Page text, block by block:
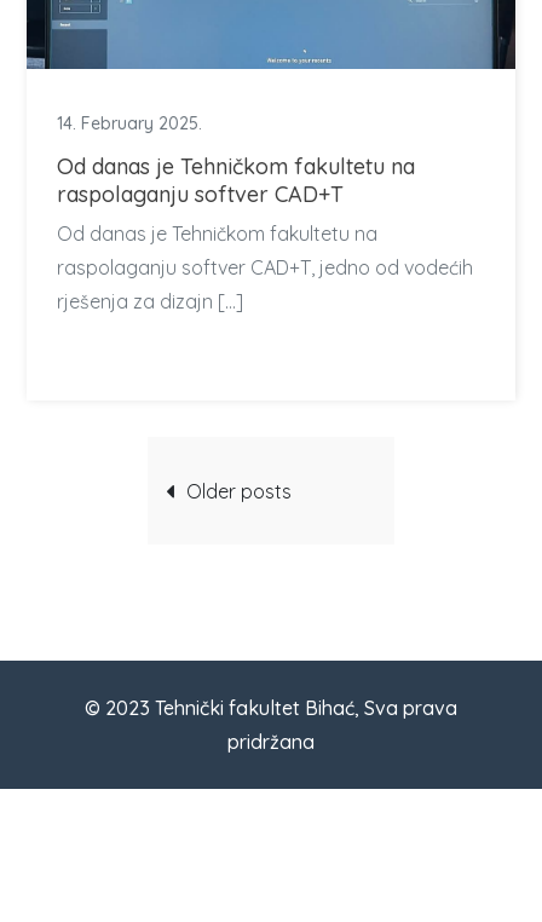
14. February 2025.
Od danas je Tehničkom fakultetu na
raspolaganju softver CAD+T
Od danas je Tehničkom fakultetu na
raspolaganju softver CAD+T, jedno od vodećih
rješenja za dizajn […]
Posts
Older posts
© 2023 Tehnički fakultet Bihać, Sva prava
pridržana